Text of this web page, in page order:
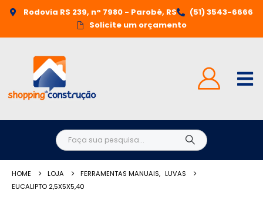
Rodovia RS 239, n° 7980 - Parobé, RS
(51) 3543-6666
Solicite um orçamento
HOME LOJA FERRAMENTAS MANUAIS, LUVAS
EUCALIPTO 2,5X5X5,40